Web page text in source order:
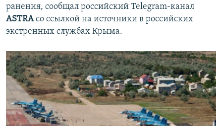
ранения, сообщал российский Telegram-канал
ASTRAсо ссылкой на источники в российских
экстренных службах Крыма.